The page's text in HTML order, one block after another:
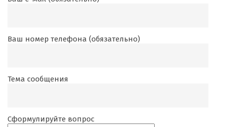
Ваш номер телефона (обязательно)
Тема сообщения
Сформулируйте вопрос